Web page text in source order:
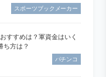
スポーツブックメーカー
すすめは？軍資金はいく
ち方は？
パチンコ